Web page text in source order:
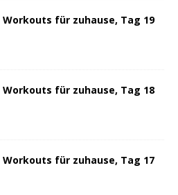
Workouts für zuhause, Tag 19
Workouts für zuhause, Tag 18
Workouts für zuhause, Tag 17